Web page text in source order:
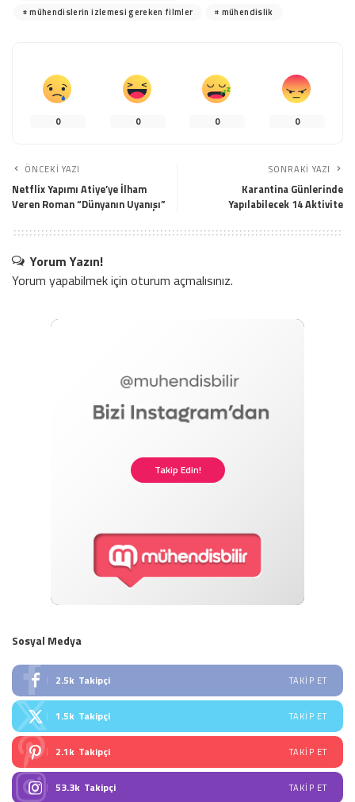
mühendislerin izlemesi gereken filmler
mühendislik
0 0 0 0
ÖNCEKI YAZI
Netflix Yapımı Atiye’ye İlham
Veren Roman “Dünyanın Uyanışı”
SONRAKI YAZI
Karantina Günlerinde
Yapılabilecek 14 Aktivite
Yorum Yazın!
Yorum yapabilmek için oturum açmalısınız.
Takip Edin!
Sosyal Medya
2.5k Takipçi TAKIP ET
1.5k Takipçi TAKIP ET
2.1k Takipçi TAKIP ET
53.3k Takipçi TAKIP ET